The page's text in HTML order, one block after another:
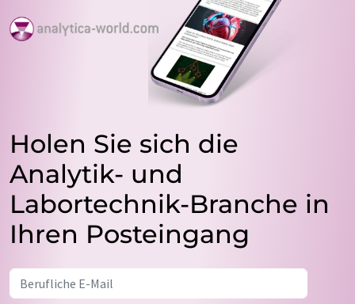
Holen Sie sich die
Analytik- und
Labortechnik-Branche in
Ihren Posteingang